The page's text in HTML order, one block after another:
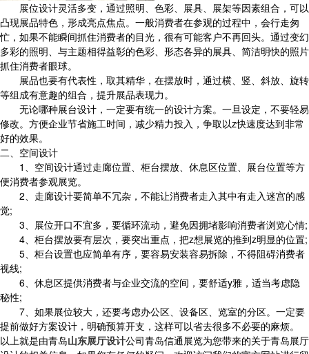
展位设计灵活多变，通过照明、色彩、展具、展架等因素组合，可以
凸现展品特色，形成亮点焦点。一般消费者在参观的过程中，会行走匆
忙，如果不能瞬间抓住消费者的目光，很有可能客户不再回头。通过变幻
多彩的照明、与主题相得益彰的色彩、形态各异的展具、简洁明快的照片
抓住消费者眼球。
展品也要有代表性，取其精华，在摆放时，通过横、竖、斜放、旋转
等组成有意趣的组合，提升展品表现力。
无论哪种展台设计，一定要有统一的设计方案。一旦设定，不要轻易
修改。方便企业节省施工时间，减少精力投入，争取以z快速度达到非常
好的效果。
二、空间设计
1、空间设计通过走廊位置、柜台摆放、休息区位置、展台位置等方
便消费者参观展览。
2、走廊设计要简单不冗杂，不能让消费者走入其中有走入迷宫的感
觉;
3、展位开口不宜多，要循环流动，避免因拥堵影响消费者浏览心情;
4、柜台摆放要有层次，要突出重点，把z想展览的推到z明显的位置;
5、柜台设置也应简单有序，要容易安装容易拆除，不得阻碍消费者
视线;
6、休息区提供消费者与企业交流的空间，要舒适y雅，适当考虑隐
秘性;
7、如果展位较大，还要考虑办公区、设备区、览室的分区。一定要
提前做好方案设计，明确预算开支，这样可以省去很多不必要的麻烦。
以上就是由青岛山东展厅设计公司青岛信通展览为您带来的关于青岛展厅